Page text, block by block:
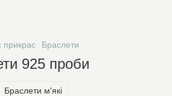
прикрас Браслети
925 проби
Браслети м'які